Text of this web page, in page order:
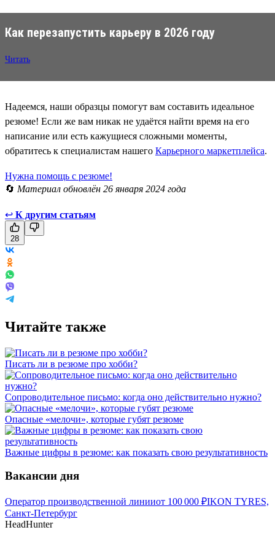
Как перезапустить карьеру в 2026 году
Читать
Надеемся, наши образцы помогут вам составить идеальное
резюме! Если же вам никак не удаётся найти время на его
написание или есть кажущиеся сложными моменты,
обратитесь к специалистам нашего Карьерного маркетплейса.
Нужна помощь с резюме!
🔄 Материал обновлён 26 января 2024 года
↩ К другим статьям
28
Читайте также
Писать ли в резюме про хобби?
Сопроводительное письмо: когда оно действительно нужно?
Опасные «мелочи», которые губят резюме
Важные цифры в резюме: как показать свою результативность
Вакансии дня
Оператор производственной линииот 100 000 ₽IKON TYRES,
Санкт-Петербург
HeadHunter